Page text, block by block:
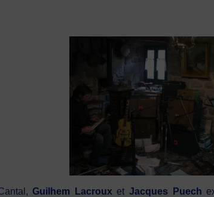
Guilhem Lacroux et Jacques Puech